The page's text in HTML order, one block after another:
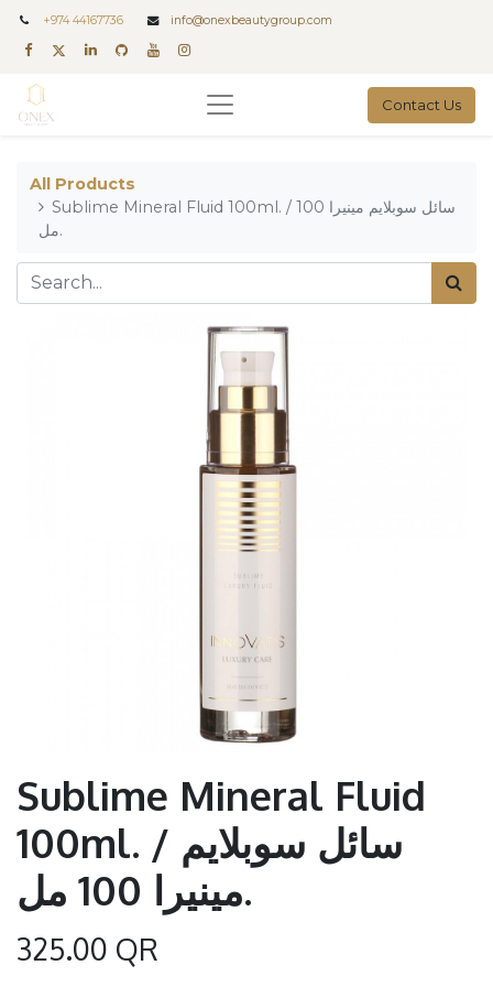
+974 44167736 info@onexbeautygroup.com
Contact Us
All Products
Sublime Mineral Fluid 100ml. / سائل سوبلايم مينيرا 100
مل.
Sublime Mineral Fluid
100ml. / سائل سوبلايم
مينيرا 100 مل.
325.00 QR